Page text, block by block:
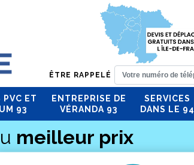
ÊTRE RAPPELÉ
PVC ET
93
ENTREPRISE DE
VÉRANDA 93
SERVICES
DANS LE 94
meilleur prix